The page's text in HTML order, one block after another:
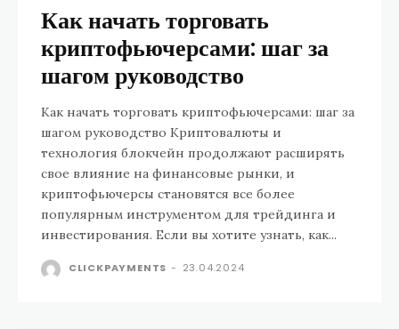
Как начать торговать
криптофьючерсами: шаг за
шагом руководство
Как начать торговать криптофьючерсами: шаг за
шагом руководство Криптовалюты и
технология блокчейн продолжают расширять
свое влияние на финансовые рынки, и
криптофьючерсы становятся все более
популярным инструментом для трейдинга и
инвестирования. Если вы хотите узнать, как...
CLICKPAYMENTS - 23.04.2024